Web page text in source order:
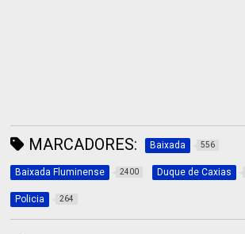
MARCADORES: Baixada 556
Baixada Fluminense 2400 Duque de Caxias
Policia 264